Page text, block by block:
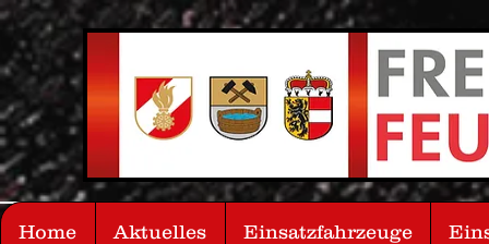
Home Aktuelles Einsatzfahrzeuge